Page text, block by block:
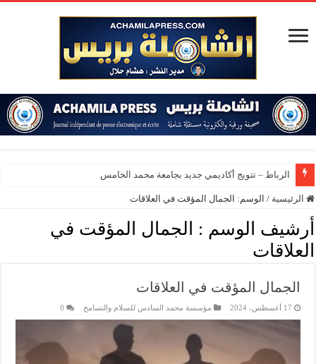
الرباط – تتويج أكاديمي جديد بجامعة محمد الخامس
الرئيسية / الوسم: الجمال المؤقت في العلاقات
أرشيف الوسم :
الجمال المؤقت في
العلاقات
الجمال المؤقت في العلاقات
17 أغسطس، 2024 مؤسسة محمد السادس للسلام والتسامح 0